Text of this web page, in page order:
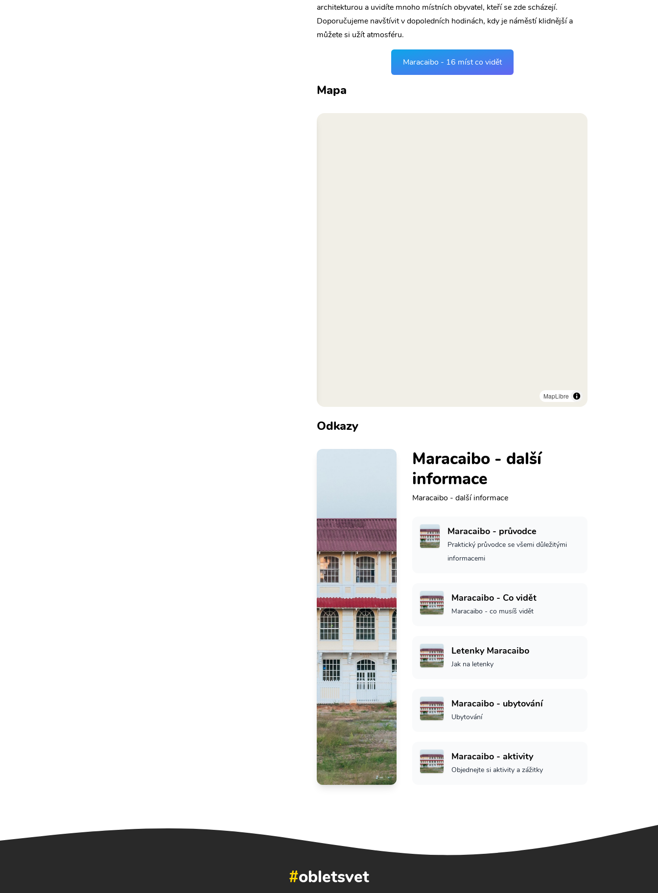
architekturou a uvidíte mnoho místních obyvatel, kteří se zde scházejí.
Doporučujeme navštívit v dopoledních hodinách, kdy je náměstí klidnější a
můžete si užít atmosféru.
Maracaibo - 16 míst co vidět
Mapa
MapLibre
Odkazy
Maracaibo - další
informace
Maracaibo - další informace
Maracaibo - průvodce
Praktický průvodce se všemi důležitými
informacemi
Maracaibo - Co vidět
Maracaibo - co musíš vidět
Letenky Maracaibo
Jak na letenky
Maracaibo - ubytování
Ubytování
Maracaibo - aktivity
Objednejte si aktivity a zážitky
#obletsvet